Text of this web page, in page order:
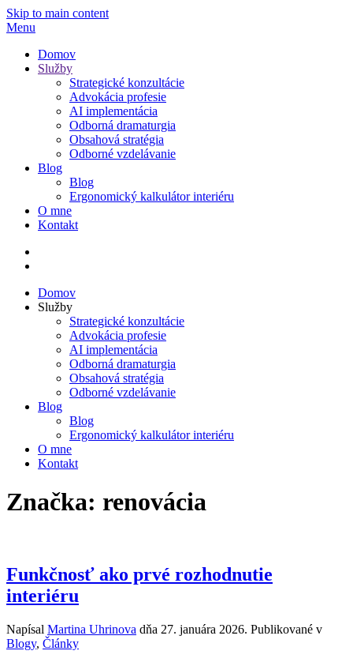
Skip to main content
Menu
Domov
Služby
Strategické konzultácie
Advokácia profesie
AI implementácia
Odborná dramaturgia
Obsahová stratégia
Odborné vzdelávanie
Blog
Blog
Ergonomický kalkulátor interiéru
O mne
Kontakt
Domov
Služby
Strategické konzultácie
Advokácia profesie
AI implementácia
Odborná dramaturgia
Obsahová stratégia
Odborné vzdelávanie
Blog
Blog
Ergonomický kalkulátor interiéru
O mne
Kontakt
Značka: renovácia
Funkčnosť ako prvé rozhodnutie
interiéru
Napísal Martina Uhrinova dňa 27. januára 2026. Publikované v
Blogy, Články